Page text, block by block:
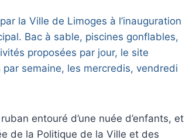
la Ville de Limoges à l’inauguration
Bac à sable, piscines gonflables,
proposées par jour, le site
semaine, les mercredis, vendredi
entouré d’une nuée d’enfants, et
de la Politique de la Ville et des